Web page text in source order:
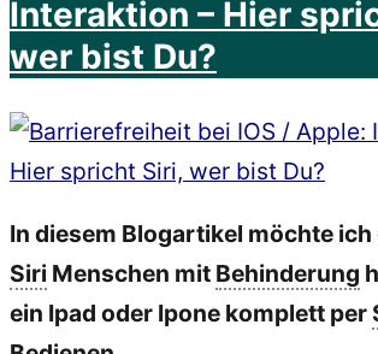
–
Sprechen
Stottern,
Spastik
oder
Schlaganfall“
Interaktion – Hier
wer bist Du?
In diesem Blogartikel möchte
Siri Menschen mit Behinderung
ein Ipad oder Ipone komplett per